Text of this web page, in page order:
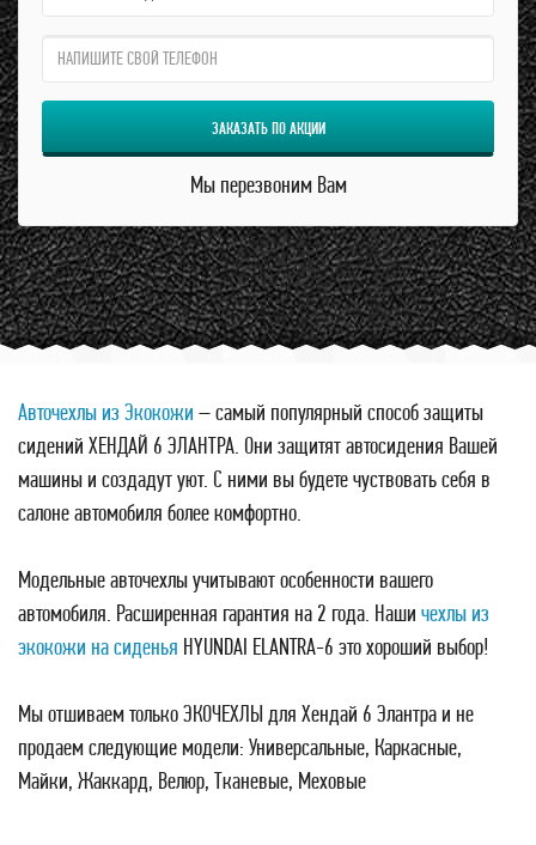
qzw:
ЗАКАЗАТЬ ПО АКЦИИ
Мы перезвоним Вам
Авточехлы из Экокожи – самый популярный способ защиты
сидений ХЕНДАЙ 6 ЭЛАНТРА. Они защитят автосидения Вашей
машины и создадут уют. С ними вы будете чуствовать себя в
салоне автомобиля более комфортно.
Модельные авточехлы учитывают особенности вашего
автомобиля. Расширенная гарантия на 2 года. Наши чехлы из
экокожи на сиденья HYUNDAI ELANTRA-6 это хороший выбор!
Мы отшиваем только ЭКОЧЕХЛЫ для Хендай 6 Элантра и не
продаем следующие модели: Универсальные, Каркасные,
Майки, Жаккард, Велюр, Тканевые, Меховые